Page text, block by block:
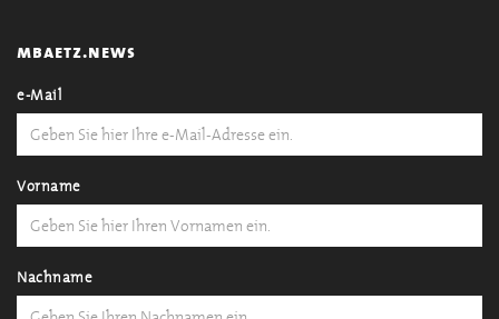
mbaetz.news
e-Mail
Vorname
Nachname